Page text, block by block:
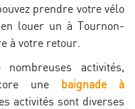
prendre votre vélo
louer un à Tournon-
à votre retour.
activités,
une baignade à
activités sont diverses